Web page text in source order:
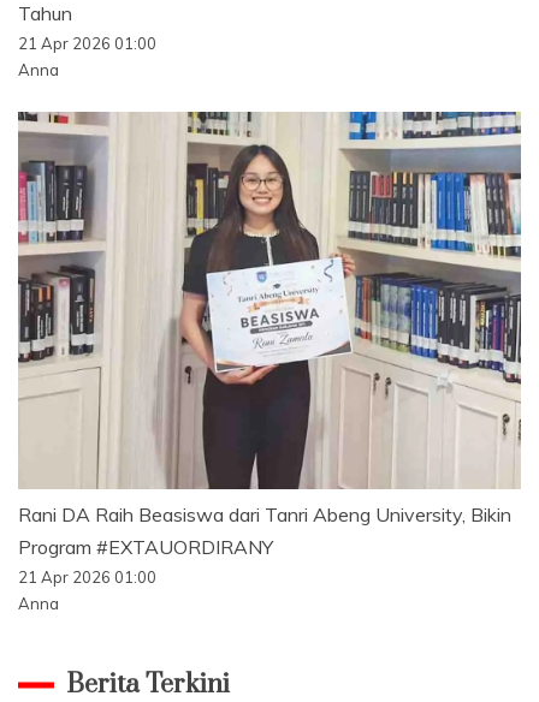
Tahun
21 Apr 2026 01:00
Anna
Rani DA Raih Beasiswa dari Tanri Abeng University, Bikin
Program #EXTAUORDIRANY
21 Apr 2026 01:00
Anna
Berita Terkini